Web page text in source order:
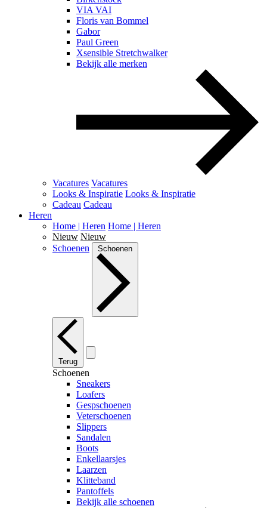
VIA VAI
Floris van Bommel
Gabor
Paul Green
Xsensible Stretchwalker
Bekijk alle merken
Vacatures Vacatures
Looks & Inspiratie Looks & Inspiratie
Cadeau Cadeau
Heren
Home | Heren Home | Heren
Nieuw Nieuw
Schoenen
Schoenen
Terug
Schoenen
Sneakers
Loafers
Gespschoenen
Veterschoenen
Slippers
Sandalen
Boots
Enkellaarsjes
Laarzen
Klitteband
Pantoffels
Bekijk alle schoenen